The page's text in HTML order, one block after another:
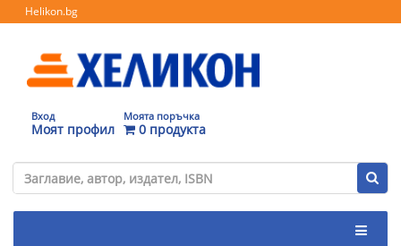
Helikon.bg
Вход
Моят профил
Моята поръчка
0 продукта